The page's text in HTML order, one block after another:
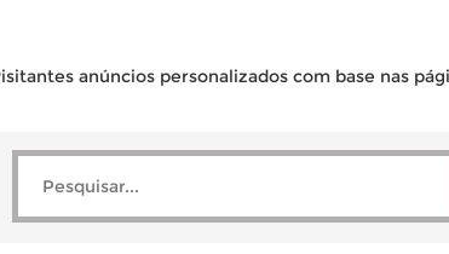
anúncios personalizados com base nas